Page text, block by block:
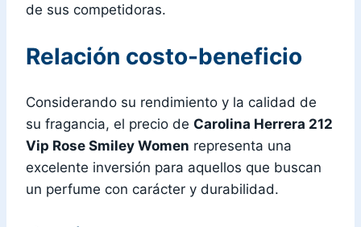
de sus competidoras.
Relación costo-beneficio
Considerando su rendimiento y la calidad de
su fragancia, el precio de Carolina Herrera 212
Vip Rose Smiley Women representa una
excelente inversión para aquellos que buscan
un perfume con carácter y durabilidad.